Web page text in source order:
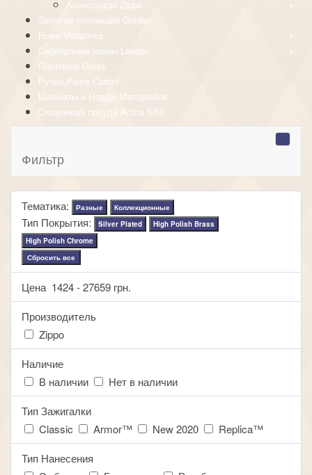
Аксессуары Zippo
+-
Золотая коллекция Golden
Ножи Victorinox
+-
Серебряные иконы Leader +-
Портмоне Cross
Ручки Pierre Cardin
Шахматы и Нарды Manopoulos
Оловянная посуда Artina SKS
Фильтр
Тематика: Разные Коллекционные
Тип Покрытия: Silver Plated
High Polish Brass
High Polish Chrome
Сбросить все
Цена 1424-27659 грн.
Производитель
Zippo
Наличие
В наличии
Нет в наличии
Тип Зажигалки
Classic
Armor™ New 2020
Replica™
Тип Нанесения